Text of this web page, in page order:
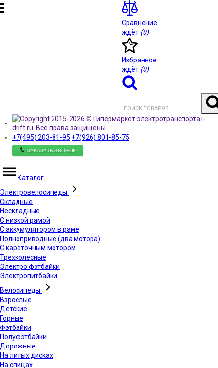
Сравнение
ждёт (0)
Избранное
ждёт (0)
+7(495) 203-81-95 +7(926) 801-85-75
ЗАКАЗАТЬ ЗВОНОК
Каталог
Электровелосипеды
Складные
Нескладные
С низкой рамой
С аккумулятором в раме
Полноприводные (два мотора)
С кареточным мотором
Трехколесные
Электро фэтбайки
Электропитбайки
Велосипеды
Взрослые
Детские
Горные
Фэтбайки
Полуфэтбайки
Дорожные
На литых дисках
На спицах